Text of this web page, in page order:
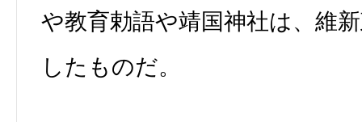
や教育勅語や靖国神社は、維
したものだ。